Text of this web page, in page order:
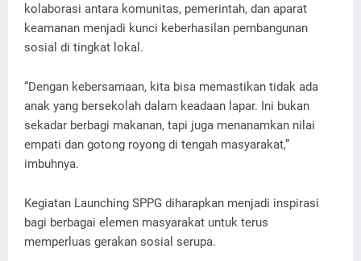
kolaborasi antara komunitas, pemerintah, dan aparat
keamanan menjadi kunci keberhasilan pembangunan
sosial di tingkat lokal.
“Dengan kebersamaan, kita bisa memastikan tidak ada
anak yang bersekolah dalam keadaan lapar. Ini bukan
sekadar berbagi makanan, tapi juga menanamkan nilai
empati dan gotong royong di tengah masyarakat,”
imbuhnya.
Kegiatan Launching SPPG diharapkan menjadi inspirasi
bagi berbagai elemen masyarakat untuk terus
memperluas gerakan sosial serupa.